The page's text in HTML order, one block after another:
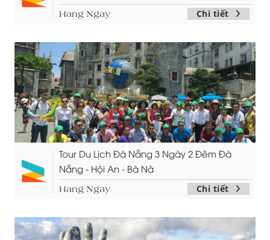
Hang Ngay Chi tiết
Tour Du Lịch Đà Nẵng 3 Ngày 2 Đêm Đà
Nẵng - Hội An - Bà Nà
Hang Ngay Chi tiết